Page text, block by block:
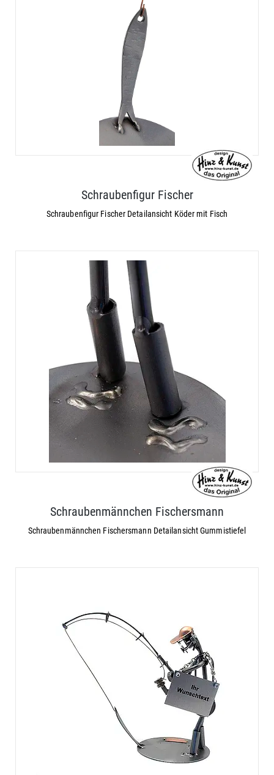
Schraubenfigur Fischer
Schraubenfigur Fischer Detailansicht Köder mit Fisch
Schraubenmännchen Fischersmann
Schraubenmännchen Fischersmann Detailansicht Gummistiefel